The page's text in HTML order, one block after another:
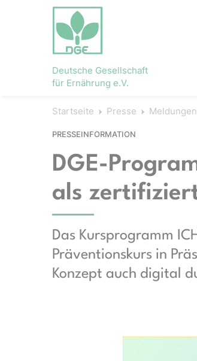
Deutsche Gesellschaft
für Ernährung e.V.
Startseite Presse Meldungen
PRESSEINFORMATION
DGE-
als
Das Kursprogramm
Präventionskurs in
Konzept auch digital